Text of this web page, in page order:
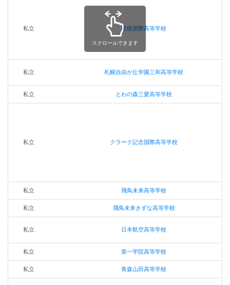
私立 星槎国際高等学校
私立 札幌自由が丘学園三和高等学校
私立 とわの森三愛高等学校
私立 クラーク記念国際高等学校
私立 飛鳥未来高等学校
私立 飛鳥未来きずな高等学校
私立 日本航空高等学校
私立 第一学院高等学校
私立 青森山田高等学校
スクロールできます